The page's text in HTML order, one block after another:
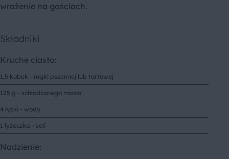
wrażenie na gościach.
Składniki
Kruche ciasto:
1,5 kubek - mąki pszennej lub tortowej
125 g - schłodzonego masła
4 łyżki - wody
1 łyżeczka - soli
Nadzienie: